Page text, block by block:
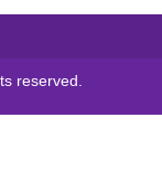
reserved.